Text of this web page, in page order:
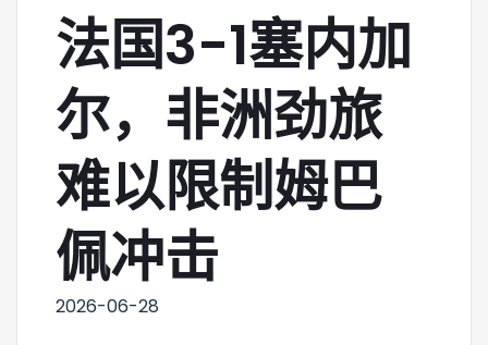
法国3-1塞内加
尔，非洲劲旅
难以限制姆巴
佩冲击
2026-06-28